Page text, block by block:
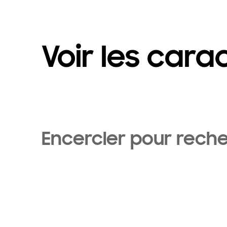
Voir les
Encercler pour